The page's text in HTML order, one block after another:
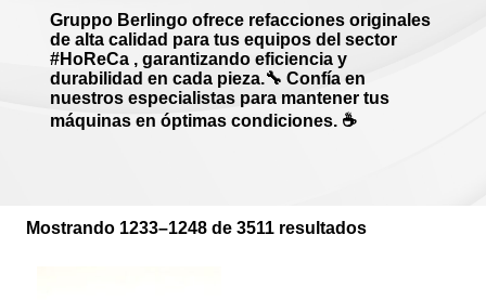
Gruppo Berlingo ofrece refacciones originales
de alta calidad para tus equipos del sector
#HoReCa , garantizando eficiencia y
durabilidad en cada pieza.🔧 Confía en
nuestros especialistas para mantener tus
máquinas en óptimas condiciones. ☕
Mostrando 1233–1248 de 3511 resultados